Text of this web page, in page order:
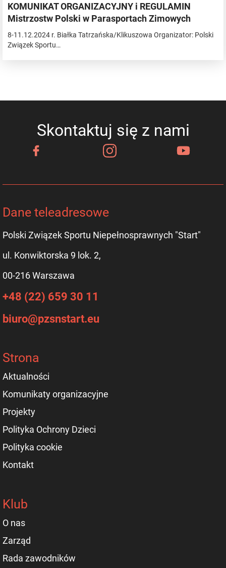
KOMUNIKAT ORGANIZACYJNY i REGULAMIN
Mistrzostw Polski w Parasportach Zimowych
8-11.12.2024 r. Białka Tatrzańska/Klikuszowa Organizator: Polski
Związek Sportu…
Skontaktuj się z nami
Dane teleadresowe
Polski Związek Sportu Niepełnosprawnych "Start"
ul. Konwiktorska 9 lok. 2,
00-216 Warszawa
+48 (22) 659 30 11
biuro@pzsnstart.eu
Strona
Aktualności
Komunikaty organizacyjne
Projekty
Polityka Ochrony Dzieci
Polityka cookie
Kontakt
Klub
O nas
Zarząd
Rada zawodników